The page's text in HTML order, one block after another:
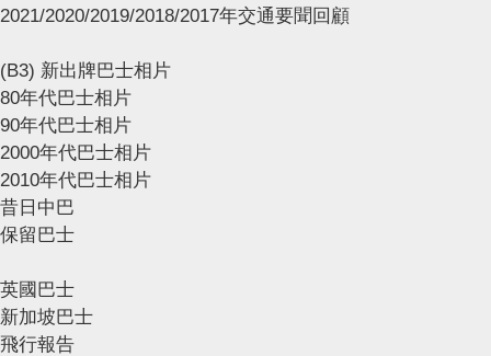
2021/2020/2019/2018/2017年交通要聞回顧
(B3) 新出牌巴士相片
80年代巴士相片
90年代巴士相片
2000年代巴士相片
2010年代巴士相片
昔日中巴
保留巴士
英國巴士
新加坡巴士
飛行報告